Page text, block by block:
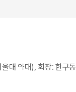
대 약대), 회장: 한구동